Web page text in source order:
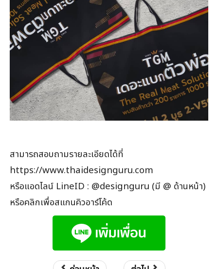
สามารถสอบถามรายละเอียดได้ที่
https://www.thaidesignguru.com
หรือแอดไลน์ LineID : @designguru (มี @ ด้านหน้า)
หรือคลิกเพื่อสแกนคิวอาร์โค้ด